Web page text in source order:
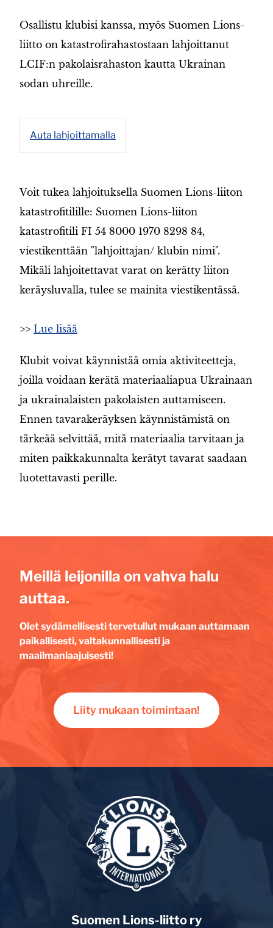
Osallistu klubisi kanssa, myös Suomen Lions-
liitto on katastrofirahastostaan lahjoittanut
LCIF:n pakolaisrahaston kautta Ukrainan
sodan uhreille.
Auta lahjoittamalla
Voit tukea lahjoituksella Suomen Lions-liiton
katastrofitilille: Suomen Lions-liiton
katastrofitili FI 54 8000 1970 8298 84,
viestikenttään "lahjoittajan/ klubin nimi".
Mikäli lahjoitettavat varat on kerätty liiton
keräysluvalla, tulee se mainita viestikentässä.
>> Lue lisää
Klubit voivat käynnistää omia aktiviteetteja,
joilla voidaan kerätä materiaaliapua Ukrainaan
ja ukrainalaisten pakolaisten auttamiseen.
Ennen tavarakeräyksen käynnistämistä on
tärkeää selvittää, mitä materiaalia tarvitaan ja
miten paikkakunnalta kerätyt tavarat saadaan
luotettavasti perille.
Meillä leijonilla on vahva halu
auttaa.
Olet sydämellisesti tervetullut mukaan auttamaan
paikallisesti, valtakunnallisesti ja
maailmanlaajuisesti!
Liity mukaan toimintaan!
Suomen Lions-liitto ry